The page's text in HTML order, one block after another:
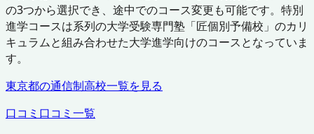
の3つから選択でき、途中でのコース変更も可能です。特別
進学コースは系列の大学受験専門塾「匠個別予備校」のカリ
キュラムと組み合わせた大学進学向けのコースとなっていま
す。
東京都の通信制高校一覧を見る
口コミ 口コミ一覧